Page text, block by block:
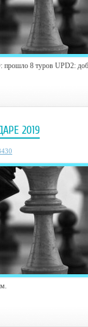
прошло 8 туров UPD2:
2019